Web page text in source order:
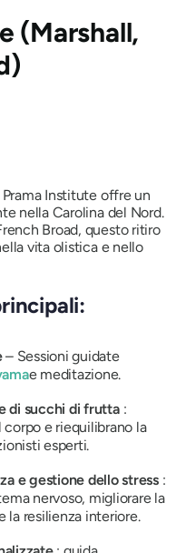
(Marshall,
Institute offre un
nella Carolina del Nord.
Broad, questo ritiro
vita olistica e nello
– Sessioni guidate
e meditazione.
di succhi di frutta:
e riequilibrano la
esperti.
e gestione dello stress :
nervoso, migliorare la
la resilienza interiore.